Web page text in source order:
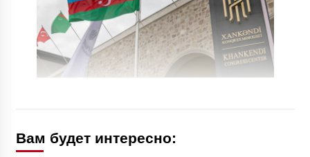
Вам будет интересно: